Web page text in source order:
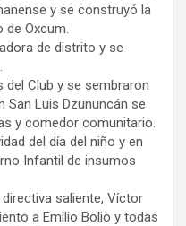
y se construyó la
Oxcum.
de distrito y se
del Club y se sembraron
San Luis Dzununcán se
y comedor comunitario.
del día del niño y en
Infantil de insumos
saliente, Víctor
a Emilio Bolio y todas